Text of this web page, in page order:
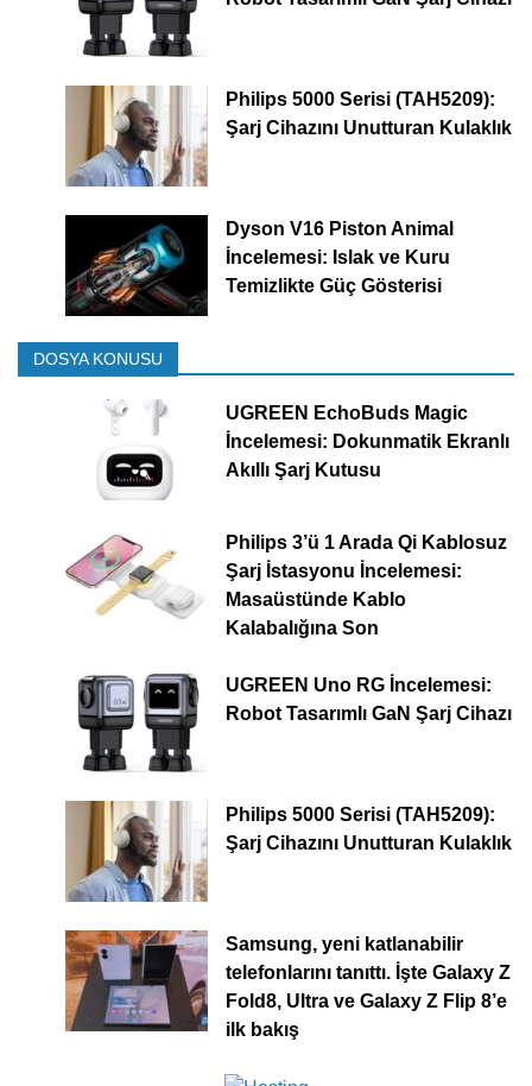
Philips 5000 Serisi (TAH5209):
Şarj Cihazını Unutturan Kulaklık
Dyson V16 Piston Animal
İncelemesi: Islak ve Kuru
Temizlikte Güç Gösterisi
DOSYA KONUSU
UGREEN EchoBuds Magic
İncelemesi: Dokunmatik Ekranlı
Akıllı Şarj Kutusu
Philips 3’ü 1 Arada Qi Kablosuz
Şarj İstasyonu İncelemesi:
Masaüstünde Kablo
Kalabalığına Son
UGREEN Uno RG İncelemesi:
Robot Tasarımlı GaN Şarj Cihazı
Philips 5000 Serisi (TAH5209):
Şarj Cihazını Unutturan Kulaklık
Samsung, yeni katlanabilir
telefonlarını tanıttı. İşte Galaxy Z
Fold8, Ultra ve Galaxy Z Flip 8’e
ilk bakış